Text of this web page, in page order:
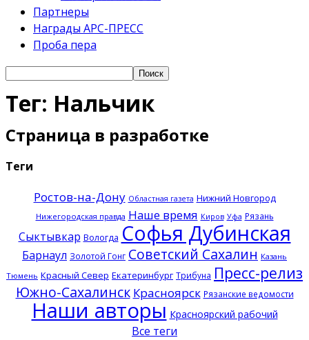
Партнеры
Награды АРС-ПРЕСС
Проба пера
Тег: Нальчик
Страница в разработке
Теги
Ростов-на-Дону Областная газета Нижний Новгород
Нижегородская правда Наше время Киров Уфа Рязань
Сыктывкар Вологда Софья Дубинская
Барнаул Золотой Гонг Советский Сахалин Казань
Тюмень Красный Север Екатеринбург Трибуна Пресс-релиз
Южно-Сахалинск Красноярск Рязанские ведомости
Наши авторы Красноярский рабочий
Все теги